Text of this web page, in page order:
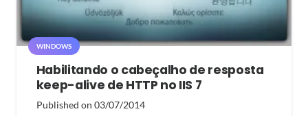
WINDOWS
Habilitando o cabeçalho de resposta
keep-alive de HTTP no IIS 7
Published on 03/07/2014